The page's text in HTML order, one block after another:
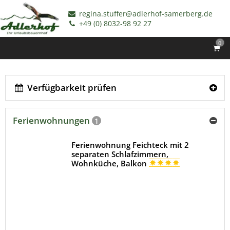
regina.stuffer@adlerhof-samerberg.de
+49 (0) 8032-98 92 27
0
Verfügbarkeit prüfen
Ferienwohnungen 1
Ferienwohnung Feichteck mit 2
separaten Schlafzimmern,
Wohnküche, Balkon